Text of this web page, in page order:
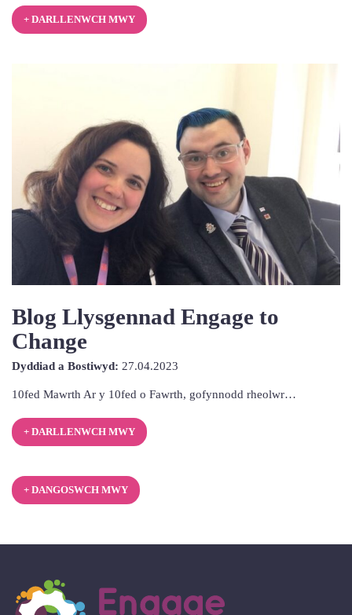
+ DARLLENWCH MWY
Blog Llysgennad Engage to
Change
Dyddiad a Bostiwyd: 27.04.2023
2023
10fed Mawrth Ar y 10fed o Fawrth, gofynnodd rheolwr…
+ DARLLENWCH MWY
+ DANGOSWCH MWY